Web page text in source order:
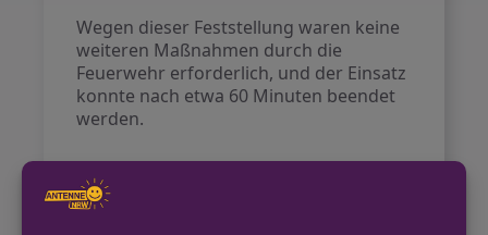
Wegen dieser Feststellung waren keine
weiteren Maßnahmen durch die
Feuerwehr erforderlich, und der Einsatz
konnte nach etwa 60 Minuten beendet
werden.
Kontakt für Hinweise /
Pressestelle